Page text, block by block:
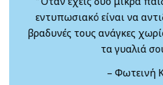
για
“Αν σκεφτείς
σκεπτόμενος τα
και γυαλιά, το